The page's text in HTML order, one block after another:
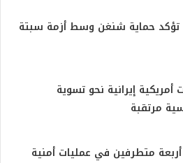
تؤكد حماية شنغن وسط أزمة سبتة
إيرانية نحو تسوية
مرتقبة
متطرفين في عمليات أمنية